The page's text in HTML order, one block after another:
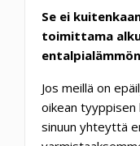
Se ei
toimittama
Jos meillä on
oikean
sinuun yhteyttä